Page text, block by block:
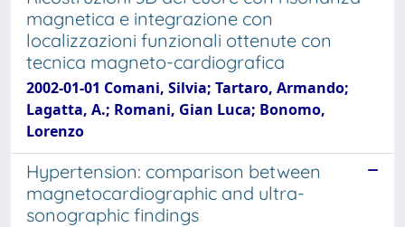
magnetica e integrazione con
localizzazioni funzionali ottenute con
tecnica magneto-cardiografica
2002-01-01 Comani, Silvia; Tartaro, Armando;
Lagatta, A.; Romani, Gian Luca; Bonomo,
Lorenzo
Hypertension: comparison between
magnetocardiographic and ultra-
sonographic findings